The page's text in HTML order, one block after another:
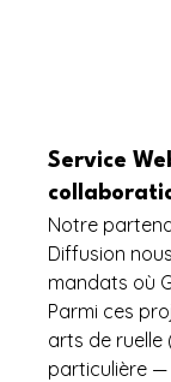
Service
Notre
Diffusion
mandats où
Parmi ces
arts de ruelle
particulière